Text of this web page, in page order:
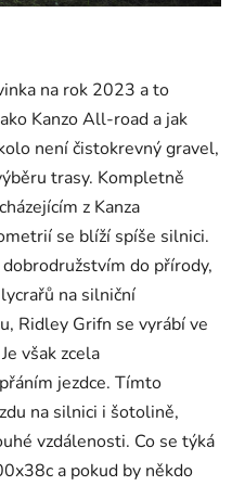
na rok 2023 a to
Kanzo All-road a jak
není čistokrevný gravel,
trasy. Kompletně
z Kanza
se blíží spíše silnici.
do přírody,
na silniční
Ridley Grifn se vyrábí ve
však zcela
jezdce. Tímto
na silnici i šotolině,
vzdálenosti. Co se týká
a pokud by někdo